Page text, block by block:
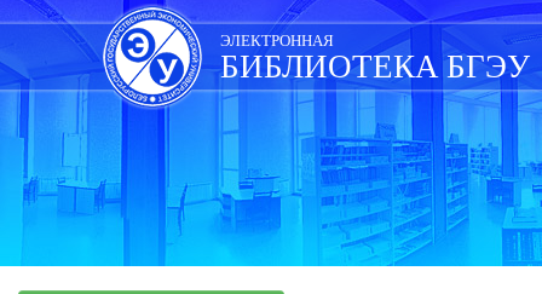
Skip
navigation
ЭЛЕКТРОННАЯ
БИБЛИОТЕКА БГЭУ